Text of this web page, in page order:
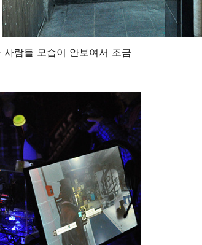
람들 모습이 안보여서 조금